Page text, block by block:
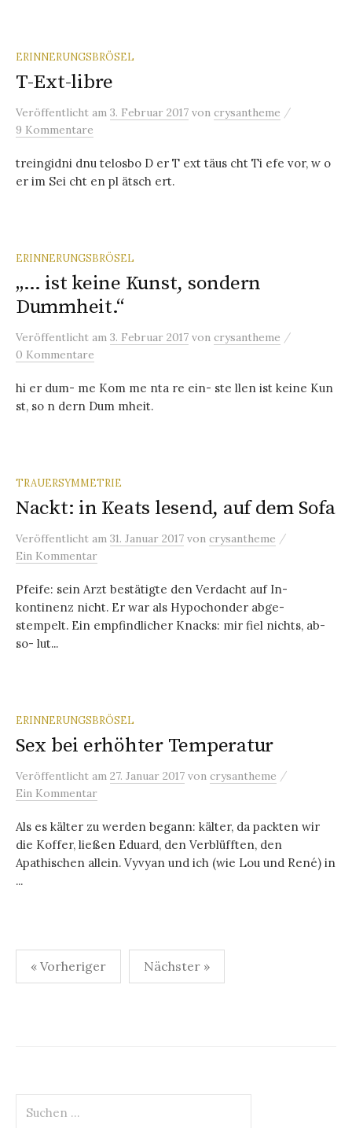
ERINNERUNGSBRÖSEL
T-Ext-libre
Veröffentlicht am 3. Februar 2017 von crysantheme /
9 Kommentare
treingidni dnu telosbo D er T ext täus cht Ti efe vor, w o
er im Sei cht en pl ätsch ert.
ERINNERUNGSBRÖSEL
„… ist keine Kunst, sondern
Dummheit.“
Veröffentlicht am 3. Februar 2017 von crysantheme /
0 Kommentare
hi er dum- me Kom me nta re ein- ste llen ist keine Kun
st, so n dern Dum mheit.
TRAUERSYMMETRIE
Nackt: in Keats lesend, auf dem Sofa
Veröffentlicht am 31. Januar 2017 von crysantheme /
Ein Kommentar
Pfeife: sein Arzt bestätigte den Verdacht auf In-
kontinenz nicht. Er war als Hypochonder abge-
stempelt. Ein empfindlicher Knacks: mir fiel nichts, ab-
so- lut...
ERINNERUNGSBRÖSEL
Sex bei erhöhter Temperatur
Veröffentlicht am 27. Januar 2017 von crysantheme /
Ein Kommentar
Als es kälter zu werden begann: kälter, da packten wir
die Koffer, ließen Eduard, den Verblüfften, den
Apathischen allein. Vyvyan und ich (wie Lou und René) in
...
Seitennummerierung
der
« Vorheriger Nächster »
nach: